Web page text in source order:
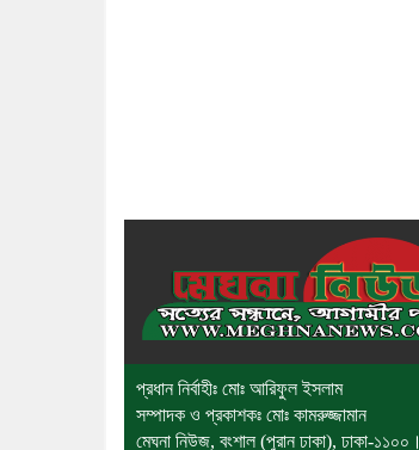
প্রধান নির্বাহীঃ মোঃ আরিফুল ইসলাম
সম্পাদক ও প্রকাশকঃ মোঃ কামরুজ্জামান
মেঘনা নিউজ, বংশাল (পুরান ঢাকা), ঢাকা-১১০০।